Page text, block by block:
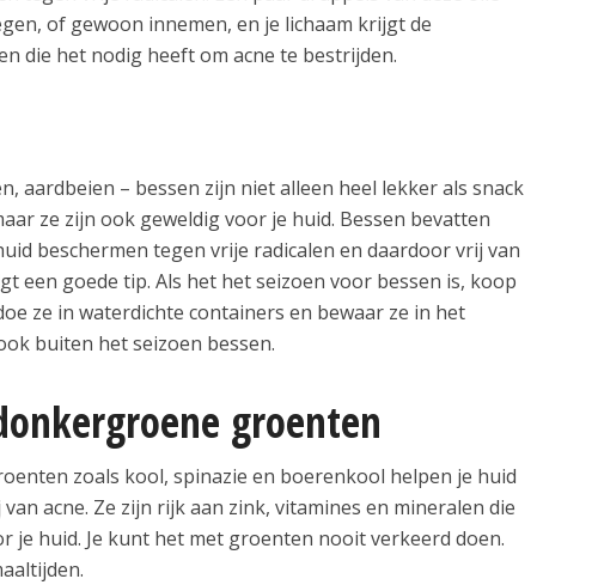
of gewoon innemen, en je lichaam krijgt de
die het nodig heeft om acne te bestrijden.
aardbeien – bessen zijn niet alleen heel lekker als snack
ze zijn ook geweldig voor je huid. Bessen bevatten
beschermen tegen vrije radicalen en daardoor vrij van
een goede tip. Als het het seizoen voor bessen is, koop
ze in waterdichte containers en bewaar ze in het
buiten het seizoen bessen.
groenten
zoals kool, spinazie en boerenkool helpen je huid
acne. Ze zijn rijk aan zink, vitamines en mineralen die
je huid. Je kunt het met groenten nooit verkeerd doen.